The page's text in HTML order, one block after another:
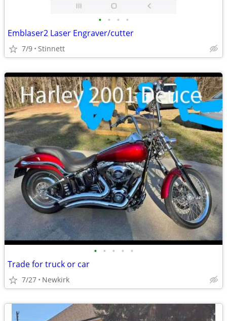
• • • •
Emblaser2 Laser Engraver/cutter
7/9 Stinnett
• • • • •
Trade for truck or car
7/27 Newkirk